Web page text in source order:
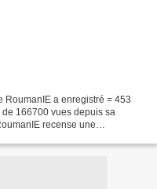
RoumanIE a enregistré = 453
166700 vues depuis sa
recense une